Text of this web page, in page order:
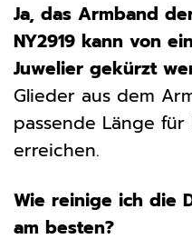
Ja, das Armband
NY2919 kann von
Juwelier gekürzt
Glieder aus dem
passende Länge
erreichen.
Wie reinige ich die
am besten?